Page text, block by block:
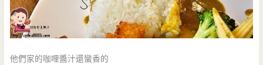
他們家的咖哩醬汁還蠻香的